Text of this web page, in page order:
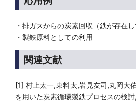
・排ガスからの炭素回収（鉄が存在し
・製鉄原料としての利用
関連文献
[1] 村上太一,東料太,岩見友司,丸岡大
を用いた炭素循環製鉄プロセスの検